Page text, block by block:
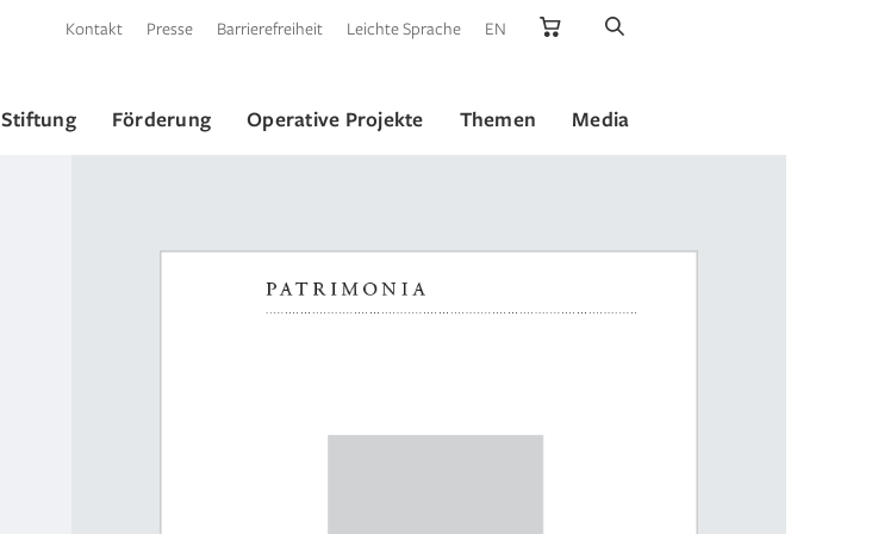
Kontakt Presse Barrierefreiheit Leichte Sprache EN
Stiftung Förderung Operative Projekte Themen Media